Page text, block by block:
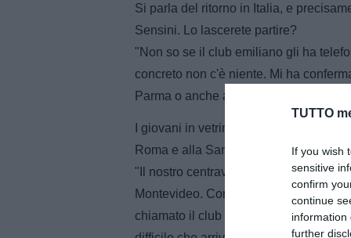
TUTTO
If you wish
sensitive
confirm
continue
information
further
Si parla del ritorno in Italia, e
Sensini. Lo lascerete partire?
"Non so se il club emiliano gli ha
concreto non c'è niente. Mi ha
Parma o anche a Udine, ma forse non
I giovani in vetrina sono tanti come
Roma e alla Sampdoria.
"Il nostro centravanti uruguaiano è in
Montevideo. Con questi club italiani io
chiamato il club uruguaiano o il suo